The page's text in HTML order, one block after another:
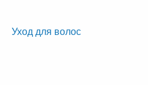
Уход для волос